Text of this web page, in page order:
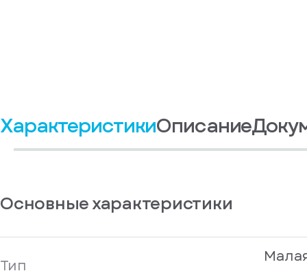
ХарактеристикиОписание
Основные характеристики
Тип